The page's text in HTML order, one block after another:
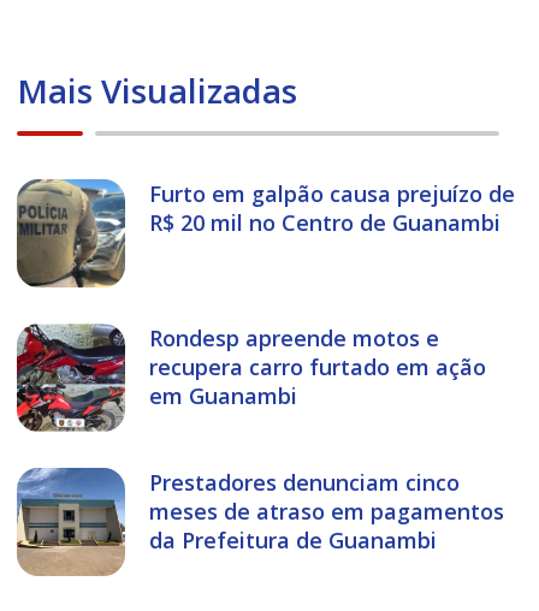
Mais Visualizadas
Furto em galpão causa prejuízo de
R$ 20 mil no Centro de Guanambi
Rondesp apreende motos e
recupera carro furtado em ação
em Guanambi
Prestadores denunciam cinco
meses de atraso em pagamentos
da Prefeitura de Guanambi